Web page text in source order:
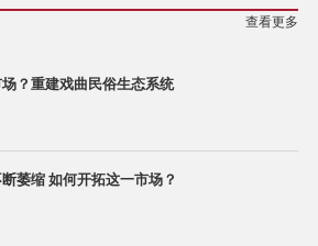
查看更多
？重建戏曲民俗生态系统
萎缩 如何开拓这一市场？